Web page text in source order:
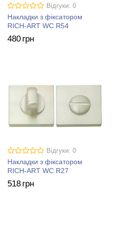
Відгуки: 0
Накладки з фіксатором
RICH-ART WC R54
480 грн
Відгуки: 0
Накладки з фіксатором
RICH-ART WC R27
518 грн